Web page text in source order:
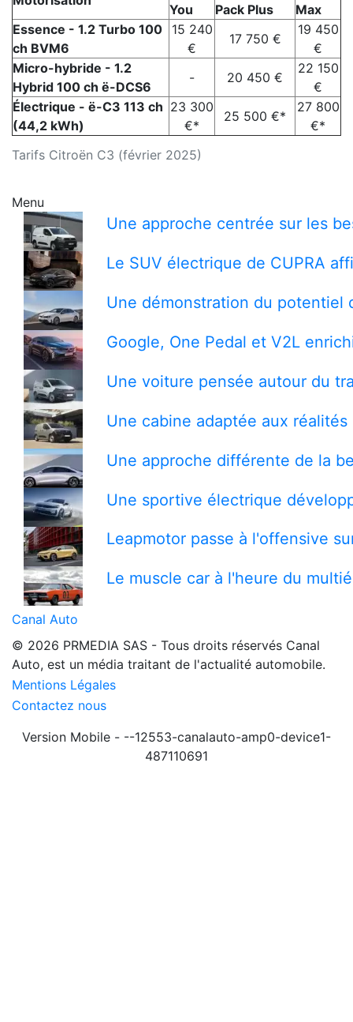
Tarifs Citroën C3 (février 2025)
You Pack Plus
Max
Essence - 1.2 Turbo 100
ch BVM6
15 240
€
17 750 €
19 450
€
Micro-hybride - 1.2
Hybrid 100 ch ë-DCS6
- 20 450 €
22 150
€
Électrique - ë-C3 113 ch
(44,2 kWh)
23 300
€*
25 500 €*
27 800
€*
Menu
Une approche centrée sur les
Le SUV électrique de CUPRA
Une démonstration du potentiel
Google, One Pedal et V2L
Une voiture pensée autour du
Une cabine adaptée aux réalités
Une approche différente de la
Une sportive électrique
Leapmotor passe à l'offensive
Le muscle car à l'heure du
Canal Auto
© 2026 PRMEDIA SAS - Tous droits réservés Canal
Auto, est un média traitant de l'actualité automobile.
Mentions Légales
Contactez nous
Version Mobile - --12553-canalauto-amp0-device1-
487110691